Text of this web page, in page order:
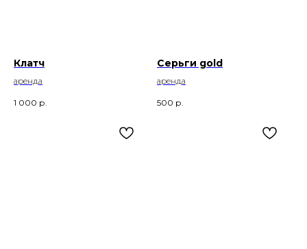
Клатч
аренда
1 000 р.
Серьги gold
аренда
500 р.